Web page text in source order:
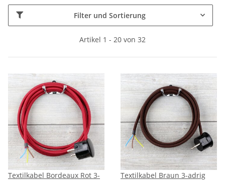
Filter und Sortierung
Artikel 1 - 20 von 32
Textilkabel Bordeaux Rot 3-
Textilkabel Braun 3-adrig